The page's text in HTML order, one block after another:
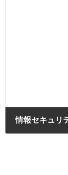
情報セキュリ